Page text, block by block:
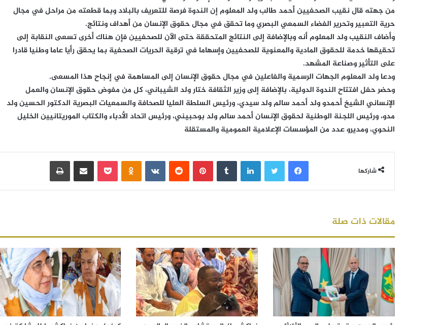
من جهته قال نقيب الصحفيين أحمد طالب ولد المعلوم إن الندوة فرصة للتعريف بالبلاد وبما قطعته من مراحل في مجال
حرية التعبير وتحرير الفضاء السمعي البصري وما تحقق في مجال حقوق الإنسان من أهداف ونتائج.
وأضاف النقيب ولد المعلوم أنه وبالإضافة إلى النتائج المتحققة حتى الآن للصحفيين فإن هناك أخرى تسعى النقابة إلى
تحقيقها خدمة للحقوق المادية والمعنوية للصحفيين وإسهاما في ترقية الحريات الصحفية بما يحقق رأيا عاما وطنيا قادرا
على التأثير وصناعة المشهد.
ودعا ولد المعلوم الجهات الرسمية والفاعلين في مجال حقوق الإنسان إلى المساهمة في إنجاح هذا المسعى.
وحضر حفل افتتاح الندوة الدولية، بالإضافة إلى وزير الثقافة ختار ولد الشيباني، كل من مفوض حقوق الإنسان والعمل
الإنساني الشيخ أحمدو ولد أحمد سالم ولد سيدي، ورئيس السلطة العليا للصحافة والسمعيات البصرية الدكتور الحسين ولد
مدو، ورئيس اللجنة الوطنية لحقوق الإنسان أحمد سالم ولد بوحبيني، ورئيس اتحاد الأدباء والكتاب الموريتانيين الخليل
النحوي، ومديرو عدد من المؤسسات الإعلامية العمومية والمستقلة
شاركها
فيسبوك لينكدإن بينتيريست بوكيت مشاركة عبر البريد
مقالات ذات صلة